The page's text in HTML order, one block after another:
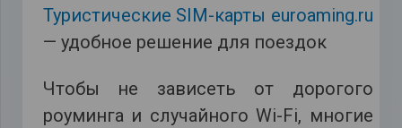
Туристические SIM-карты euroaming.ru
— удобное решение для поездок
Чтобы не зависеть от дорогого
роуминга и случайного Wi-Fi, многие